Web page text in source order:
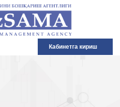
Кабинетга кириш